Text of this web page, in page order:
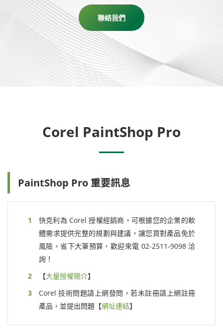
聯絡我們
Corel PaintShop Pro
PaintShop Pro 重要訊息
快克利為 Corel 授權經銷商，可根據您的企業的軟
體需求提供完整的規劃與建議，讓您買對產品免於
風險，省下大筆預算，歡迎來電 02-2511-9098 洽
詢！
【大量授權簡介】
Corel 技術問題請上網發問，若未註冊請上網註冊
產品，並提出問題【網址連結】